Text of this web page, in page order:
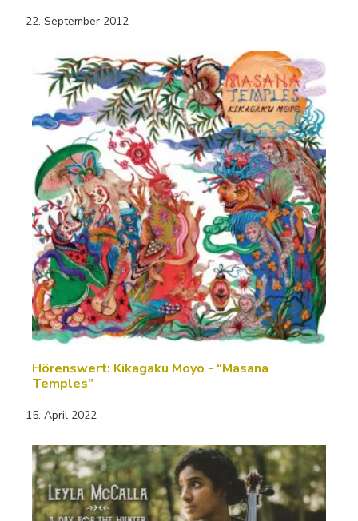
22. September 2012
Hörenswert: Kikagaku Moyo - “Masana
Temples”
15. April 2022